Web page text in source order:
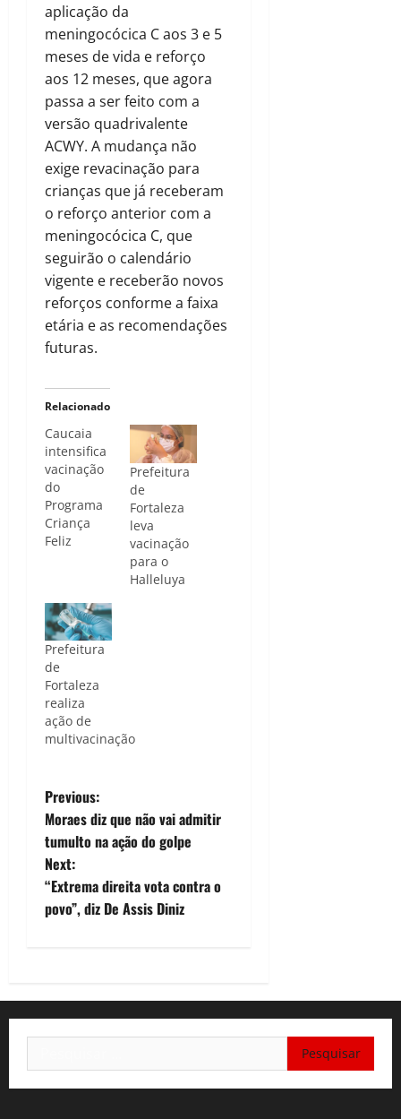
aplicação da
meningocócica C aos 3 e 5
meses de vida e reforço
aos 12 meses, que agora
passa a ser feito com a
versão quadrivalente
ACWY. A mudança não
exige revacinação para
crianças que já receberam
o reforço anterior com a
meningocócica C, que
seguirão o calendário
vigente e receberão novos
reforços conforme a faixa
etária e as recomendações
futuras.
Relacionado
Caucaia
intensifica
vacinação
do
Programa
Criança
Feliz
Prefeitura
de
Fortaleza
leva
vacinação
para o
Halleluya
Prefeitura
de
Fortaleza
realiza
ação de
multivacinação
P
o
s
t
a
v
i
Previous:
Moraes diz que não vai admitir
tumulto na ação do golpe
Next:
“Extrema direita vota contra o
povo”, diz De Assis Diniz
por: